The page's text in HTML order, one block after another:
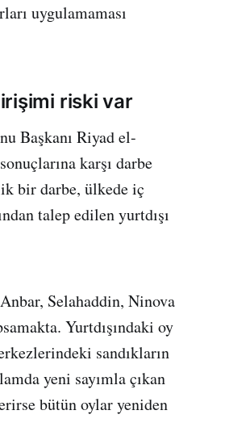
uygulamaması
riski var
Başkanı Riyad el-
karşı darbe
bir darbe, ülkede iç
talep edilen yurtdışı
Selahaddin, Ninova
Yurtdışındaki oy
sandıkların
yeni sayımla çıkan
bütün oylar yeniden